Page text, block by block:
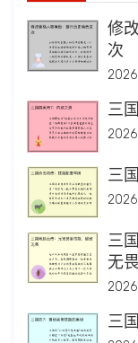
修
次
三
三
三
无畏
三